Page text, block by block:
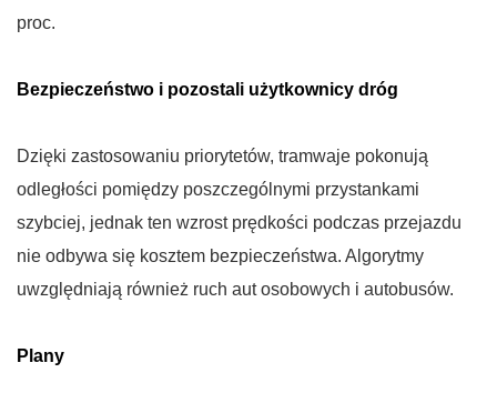
proc.
Bezpieczeństwo i pozostali użytkownicy dróg
Dzięki zastosowaniu priorytetów, tramwaje pokonują
odległości pomiędzy poszczególnymi przystankami
szybciej, jednak ten wzrost prędkości podczas przejazdu
nie odbywa się kosztem bezpieczeństwa. Algorytmy
uwzględniają również ruch aut osobowych i autobusów.
Plany